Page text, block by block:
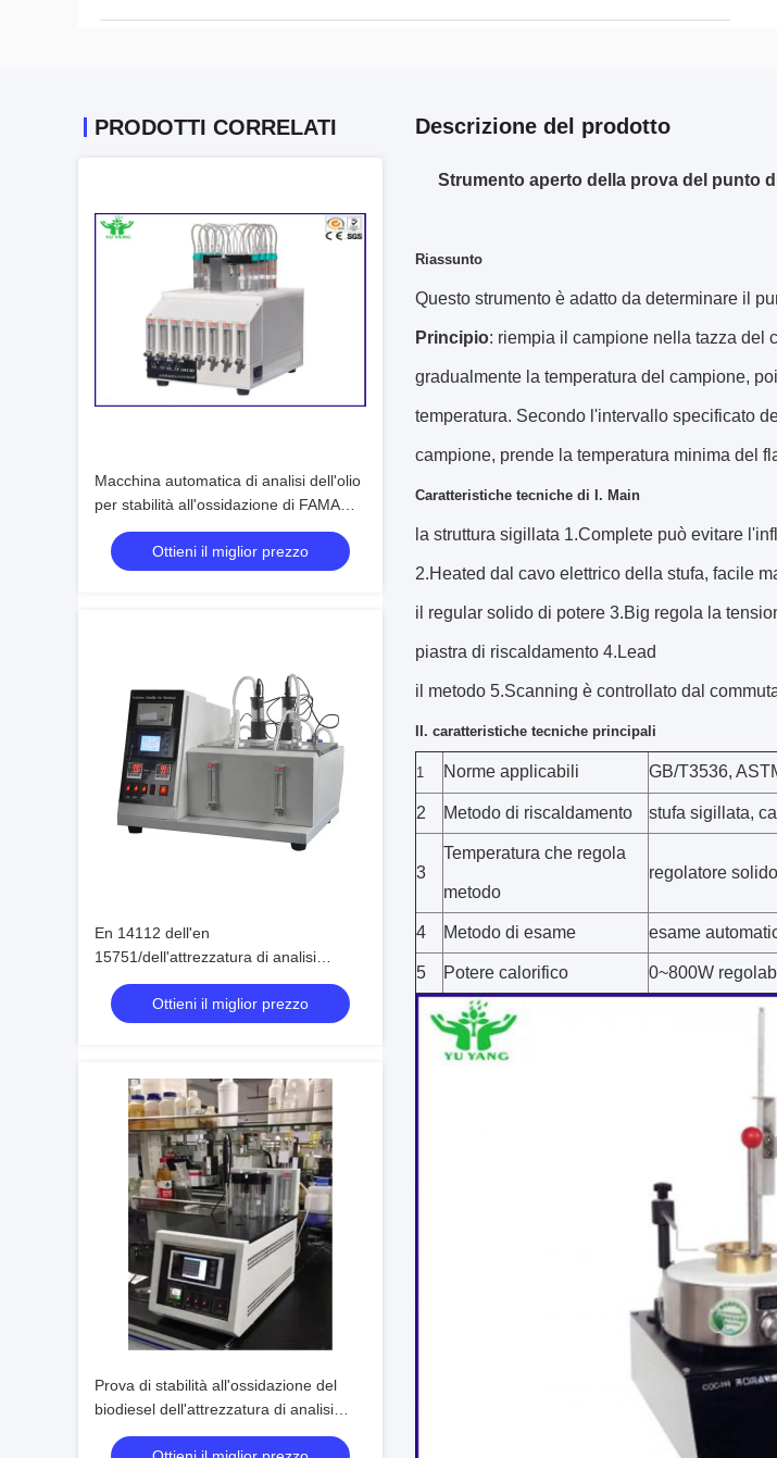
PRODOTTI CORRELATI
Macchina automatica di analisi dell'olio
per stabilità all'ossidazione di FAMA
degli esteri metilici dell'acido grasso
Ottieni il miglior prezzo
En 14112 dell'en
15751/dell'attrezzatura di analisi
dell'olio della prova di stabilità
all'ossidazione del biodiesel
Ottieni il miglior prezzo
Prova di stabilità all'ossidazione del
biodiesel dell'attrezzatura di analisi
dell'olio dell'en 14112/en 15751
Descrizione del prodotto
Strumento aperto della prova del punto
Riassunto
Questo strumento è adatto da determinare il
Principio: riempia il campione nella tazza del
gradualmente la temperatura del campione,
temperatura. Secondo l'intervallo specificato
campione, prende la temperatura minima del
Caratteristiche tecniche di I. Main
la struttura sigillata 1.Complete può evitare
2.Heated dal cavo elettrico della stufa, facile
il regular solido di potere 3.Big regola la
piastra di riscaldamento 4.Lead
il metodo 5.Scanning è controllato dal
II. caratteristiche tecniche principali
1 Norme applicabili GB/T3536,
2 Metodo di riscaldamento stufa sigillata,
3
Temperatura che regola
metodo
regolatore
4 Metodo di esame esame
5 Potere calorifico 0~800W